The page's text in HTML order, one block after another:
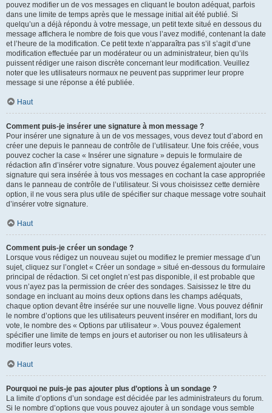
pouvez modifier un de vos messages en cliquant le bouton adéquat, parfois
dans une limite de temps après que le message initial ait été publié. Si
quelqu’un a déjà répondu à votre message, un petit texte situé en dessous du
message affichera le nombre de fois que vous l’avez modifié, contenant la date
et l’heure de la modification. Ce petit texte n’apparaîtra pas s’il s’agit d’une
modification effectuée par un modérateur ou un administrateur, bien qu’ils
puissent rédiger une raison discrète concernant leur modification. Veuillez
noter que les utilisateurs normaux ne peuvent pas supprimer leur propre
message si une réponse a été publiée.
Haut
Comment puis-je insérer une signature à mon message ?
Pour insérer une signature à un de vos messages, vous devez tout d’abord en
créer une depuis le panneau de contrôle de l’utilisateur. Une fois créée, vous
pouvez cocher la case « Insérer une signature » depuis le formulaire de
rédaction afin d’insérer votre signature. Vous pouvez également ajouter une
signature qui sera insérée à tous vos messages en cochant la case appropriée
dans le panneau de contrôle de l’utilisateur. Si vous choisissez cette dernière
option, il ne vous sera plus utile de spécifier sur chaque message votre souhait
d’insérer votre signature.
Haut
Comment puis-je créer un sondage ?
Lorsque vous rédigez un nouveau sujet ou modifiez le premier message d’un
sujet, cliquez sur l’onglet « Créer un sondage » situé en-dessous du formulaire
principal de rédaction. Si cet onglet n’est pas disponible, il est probable que
vous n’ayez pas la permission de créer des sondages. Saisissez le titre du
sondage en incluant au moins deux options dans les champs adéquats,
chaque option devant être insérée sur une nouvelle ligne. Vous pouvez définir
le nombre d’options que les utilisateurs peuvent insérer en modifiant, lors du
vote, le nombre des « Options par utilisateur ». Vous pouvez également
spécifier une limite de temps en jours et autoriser ou non les utilisateurs à
modifier leurs votes.
Haut
Pourquoi ne puis-je pas ajouter plus d’options à un sondage ?
La limite d’options d’un sondage est décidée par les administrateurs du forum.
Si le nombre d’options que vous pouvez ajouter à un sondage vous semble